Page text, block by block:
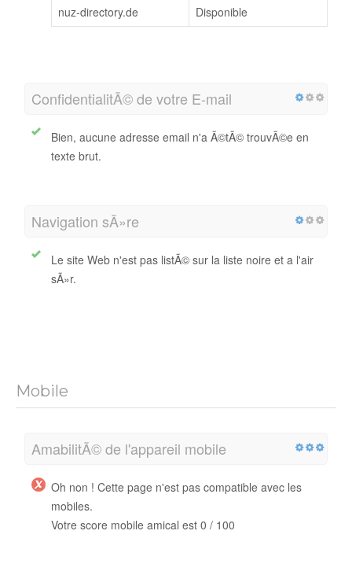
nuz-directory.de
Disponible
ConfidentialitÃ© de votre E-mail
Bien, aucune adresse email n'a Ã©tÃ© trouvÃ©e en
texte brut.
Navigation sÃ»re
Le site Web n'est pas listÃ© sur la liste noire et a l'air
sÃ»r.
Mobile
AmabilitÃ© de l'appareil mobile
Oh non ! Cette page n'est pas compatible avec les
mobiles.
Votre score mobile amical est 0 / 100